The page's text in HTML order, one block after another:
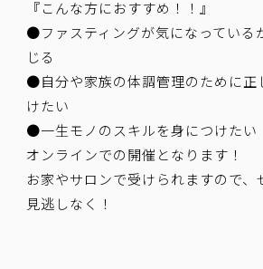
『こんな方におすすめ！！』
●ファスティングが気になっている
じる
●自分や家族の体調管理のために正
けたい
●一生モノのスキルを身につけたい
オンラインでの開催となります！
お家やサロンで受けられますので、
見逃しなく！